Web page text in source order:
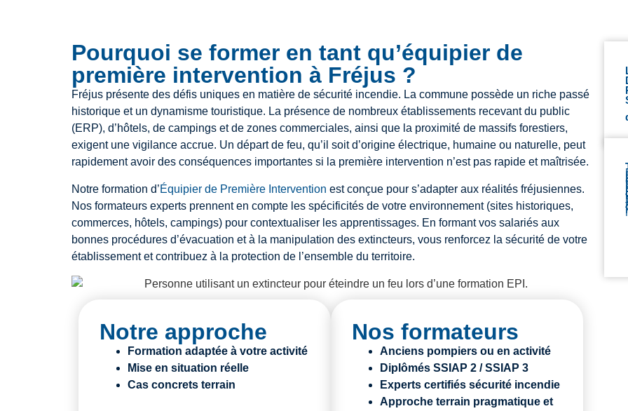
Pourquoi se former en tant qu’équipier de
première intervention à Fréjus ?
Fréjus présente des défis uniques en matière de sécurité incendie. La commune possède un riche passé
historique et un dynamisme touristique. La présence de nombreux établissements recevant du public
(ERP), d’hôtels, de campings et de zones commerciales, ainsi que la proximité de massifs forestiers,
exigent une vigilance accrue. Un départ de feu, qu’il soit d’origine électrique, humaine ou naturelle, peut
rapidement avoir des conséquences importantes si la première intervention n’est pas rapide et maîtrisée.
Notre formation d’Équipier de Première Intervention est conçue pour s’adapter aux réalités fréjusiennes.
Nos formateurs experts prennent en compte les spécificités de votre environnement (sites historiques,
commerces, hôtels, campings) pour contextualiser les apprentissages. En formant vos salariés aux
bonnes procédures d’évacuation et à la manipulation des extincteurs, vous renforcez la sécurité de votre
établissement et contribuez à la protection de l’ensemble du territoire.
Notre approche
Formation adaptée à votre activité
Mise en situation réelle
Cas concrets terrain
Nos formateurs
Anciens pompiers ou en activité
Diplômés SSIAP 2 / SSIAP 3
Experts certifiés sécurité incendie
Approche terrain pragmatique et